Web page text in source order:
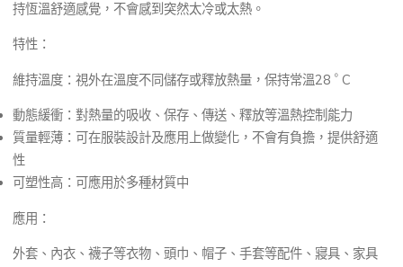
持恆溫舒適感覺，不會感到突然太冷或太熱。
特性：
維持溫度：視外在溫度不同儲存或釋放熱量，保持常溫28 。 C
動態緩衝：對熱量的吸收、保存、傳送、釋放等溫熱控制能力
質量輕薄：可在服裝設計及應用上做變化，不會有負擔，提供舒適
性
可塑性高：可應用於多種材質中
應用：
外套、內衣、襪子等衣物、頭巾、帽子、手套等配件、寢具、家具